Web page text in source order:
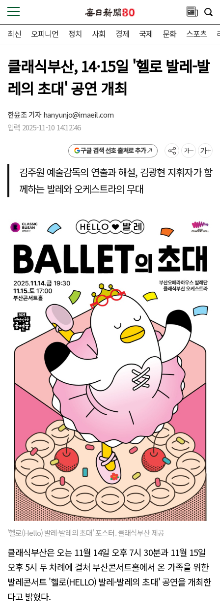
최신 오피니언 정치 사회 경제 국제 문화 스포츠
클래식부산, 14·15일 '헬로 발레-발
레의 초대' 공연 개최
한윤조 기자hanyunjo@imaeil.com
입력 2025-11-10 14:12:46
구글 검색 선호 출처로 추가
김주원 예술감독의 연출과 해설, 김광현 지휘자가 함
께하는 발레와 오케스트라의 무대
'헬로(Hello) 발레-발레의 초대' 포스터. 클래식부산 제공
클래식부산은 오는 11월 14일 오후 7시 30분과 11월 15일
오후 5시 두 차례에 걸쳐 부산콘서트홀에서 온 가족을 위한
발레콘서트 '헬로(HELLO) 발레-발레의 초대' 공연을 개최한
다고 밝혔다.